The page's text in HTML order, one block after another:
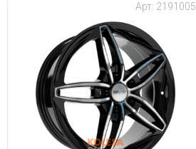
Арт: 2191005